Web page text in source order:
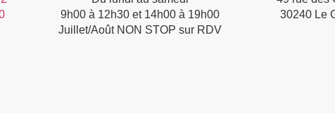
9h00 à 12h30 et 14h00 à 19h00
Juillet/Août NON STOPsur RDV
30240 Le